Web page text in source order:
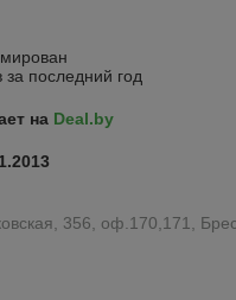
последний год
на Deal.by
356, оф.170,171,